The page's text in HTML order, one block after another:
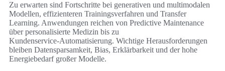
Zu erwarten sind Fortschritte bei generativen und multimodalen
Modellen, effizienteren Trainingsverfahren und Transfer
Learning. Anwendungen reichen von Predictive Maintenance
über personalisierte Medizin bis zu
Kundenservice‑Automatisierung. Wichtige Herausforderungen
bleiben Datensparsamkeit, Bias, Erklärbarkeit und der hohe
Energiebedarf großer Modelle.